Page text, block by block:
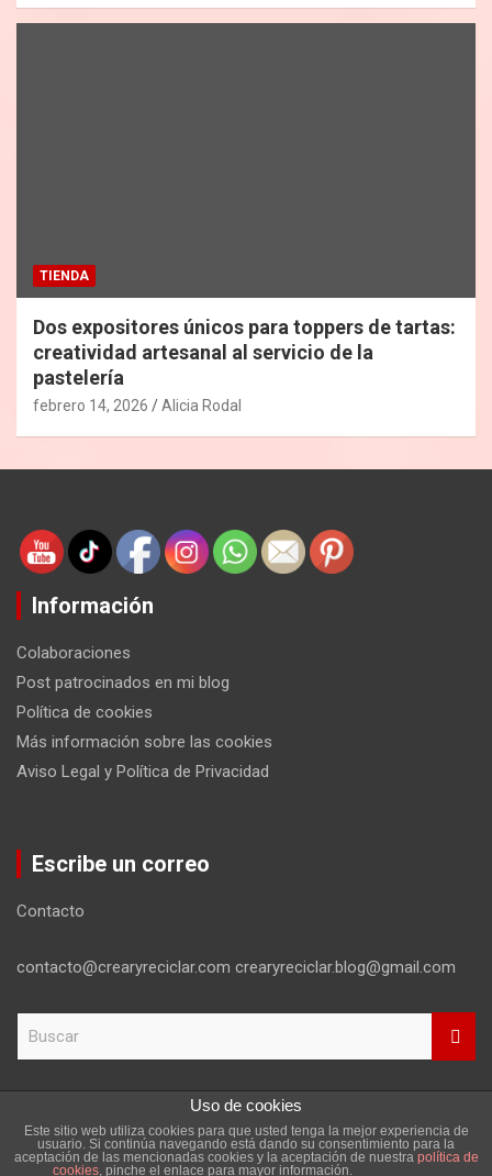
TIENDA
Dos expositores únicos para toppers de tartas:
creatividad artesanal al servicio de la
pastelería
febrero 14, 2026 Alicia Rodal
Información
Colaboraciones
Post patrocinados en mi blog
Política de cookies
Más información sobre las cookies
Aviso Legal y Política de Privacidad
Escribe un correo
Contacto
contacto@crearyreciclar.com crearyreciclar.blog@gmail.com
c
Copyright ©2026
Aviso Legal y Política de Privacidad
Tema por:Theme Horse Funciona gracias a:
Uso de cookies
Este sitio web utiliza cookies para que usted tenga la mejor experiencia de
usuario. Si continúa navegando está dando su consentimiento para la
aceptación de las mencionadas cookies y la aceptación de nuestra política de
cookies, pinche el enlace para mayor información.